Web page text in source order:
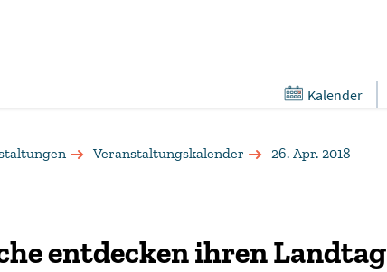
Kalender
Veranstaltungskalender 26. Apr. 2018
entdecken ihren Landtag